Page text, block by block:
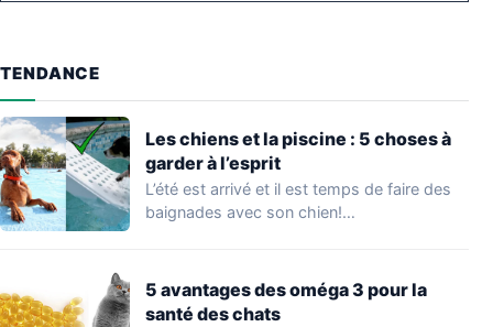
TENDANCE
Les chiens et la piscine : 5 choses à
garder à l’esprit
L’été est arrivé et il est temps de faire des
baignades avec son chien!…
5 avantages des oméga 3 pour la
santé des chats